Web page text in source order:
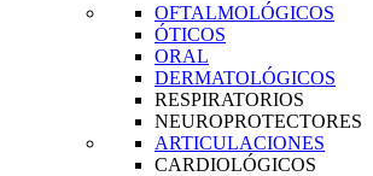
OFTALMOLÓGICOS
ÓTICOS
ORAL
DERMATOLÓGICOS
RESPIRATORIOS
NEUROPROTECTORES
ARTICULACIONES
CARDIOLÓGICOS